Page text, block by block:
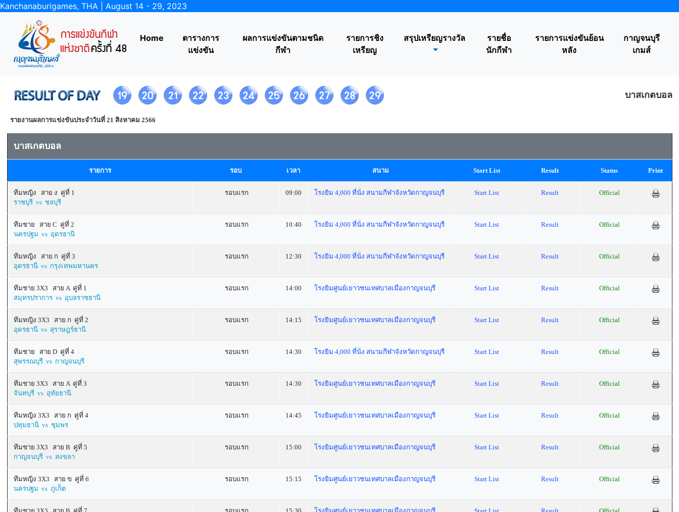
Kanchanaburigames, THA | August 14 - 29, 2023
Home
ตารางการ
แข่งขัน
ผลการแข่งขันตามชนิด
กีฬา
รายการชิง
เหรียญ
สรุปเหรียญรางวัล
รายชื่อ
นักกีฬา
รายการแข่งขันย้อน
หลัง
กาญจนบุรี
เกมส์
บาสเกตบอล
รายงานผลการแข่งขันประจำวันที่ 21 สิงหาคม 2566
บาสเกตบอล
รายการ รอบ เวลา สนาม Start List Result Status Print
ทีมหญิง สาย ง คู่ที่ 1
ราชบุรี vs ชลบุรี
รอบแรก 09:00 โรงยิม 4,000 ที่นั่ง สนามกีฬาจังหวัดกาญจนบุรี Start List Result Official
ทีมชาย สาย C คู่ที่ 2
นครปฐม vs อุดรธานี
รอบแรก 10:40 โรงยิม 4,000 ที่นั่ง สนามกีฬาจังหวัดกาญจนบุรี Start List Result Official
ทีมหญิง สาย ก คู่ที่ 3
อุดรธานี vs กรุงเทพมหานคร
รอบแรก 12:30 โรงยิม 4,000 ที่นั่ง สนามกีฬาจังหวัดกาญจนบุรี Start List Result Official
ทีมชาย 3X3 สาย A คู่ที่ 1
สมุทรปราการ vs อุบลราชธานี
รอบแรก 14:00 โรงยิมศูนย์เยาวชนเทศบาลเมืองกาญจนบุรี Start List Result Official
ทีมหญิง 3X3 สาย ก คู่ที่ 2
อุดรธานี vs สุราษฎร์ธานี
รอบแรก 14:15 โรงยิมศูนย์เยาวชนเทศบาลเมืองกาญจนบุรี Start List Result Official
ทีมชาย สาย D คู่ที่ 4
สุพรรณบุรี vs กาญจนบุรี
รอบแรก 14:30 โรงยิม 4,000 ที่นั่ง สนามกีฬาจังหวัดกาญจนบุรี Start List Result Official
ทีมชาย 3X3 สาย A คู่ที่ 3
จันทบุรี vs อุทัยธานี
รอบแรก 14:30 โรงยิมศูนย์เยาวชนเทศบาลเมืองกาญจนบุรี Start List Result Official
ทีมหญิง 3X3 สาย ก คู่ที่ 4
ปทุมธานี vs ชุมพร
รอบแรก 14:45 โรงยิมศูนย์เยาวชนเทศบาลเมืองกาญจนบุรี Start List Result Official
ทีมชาย 3X3 สาย B คู่ที่ 5
กาญจนบุรี vs สงขลา
รอบแรก 15:00 โรงยิมศูนย์เยาวชนเทศบาลเมืองกาญจนบุรี Start List Result Official
ทีมหญิง 3X3 สาย ข คู่ที่ 6
นครปฐม vs ภูเก็ต
รอบแรก 15:15 โรงยิมศูนย์เยาวชนเทศบาลเมืองกาญจนบุรี Start List Result Official